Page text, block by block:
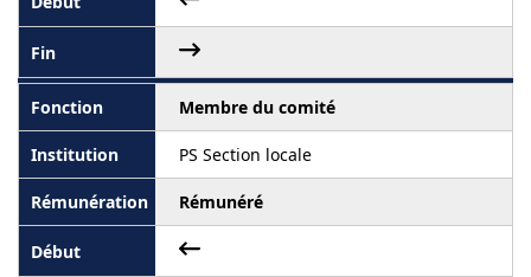
Membre du comité
PS Section locale
Rémunéré